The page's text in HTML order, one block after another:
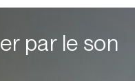
par le son